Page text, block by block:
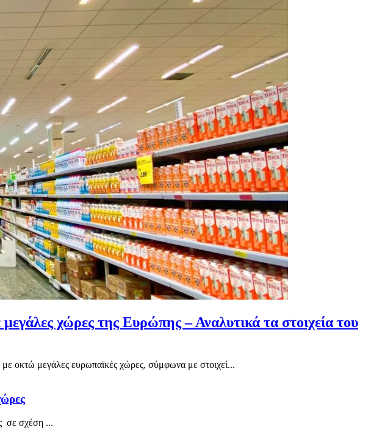
χώρες της Ευρώπης – Αναλυτικά τα στοιχεία του
οκτώ μεγάλες ευρωπαϊκές χώρες, σύμφωνα με στοιχεί...
σε σχέση ...